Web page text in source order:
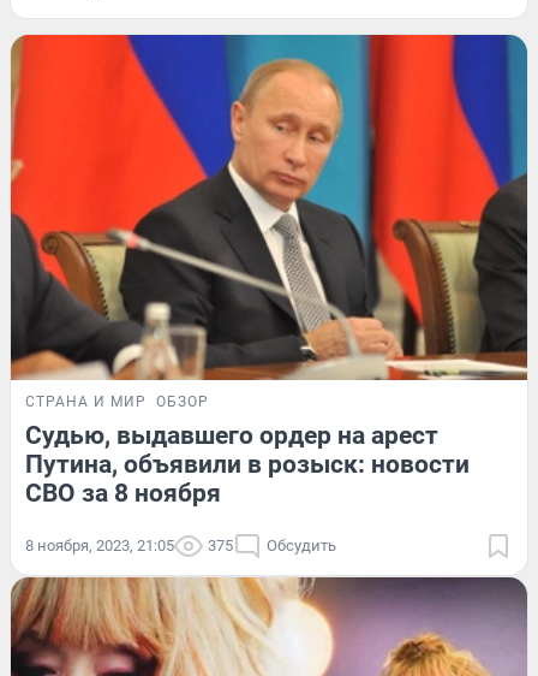
СТРАНА И МИР ОБЗОР
Судью, выдавшего ордер на арест
Путина, объявили в розыск: новости
СВО за 8 ноября
8 ноября, 2023, 21:05 375 Обсудить